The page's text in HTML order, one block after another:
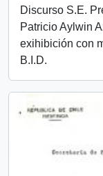
Discurso S.E.
Patricio Aylwin
exihibición con
B.I.D.